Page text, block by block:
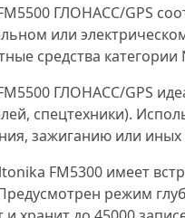
ГЛОНАСС/GPS
или
средства
ГЛОНАСС/GPS
спецтехники).
зажиганию или
FM5300 имеет
режим